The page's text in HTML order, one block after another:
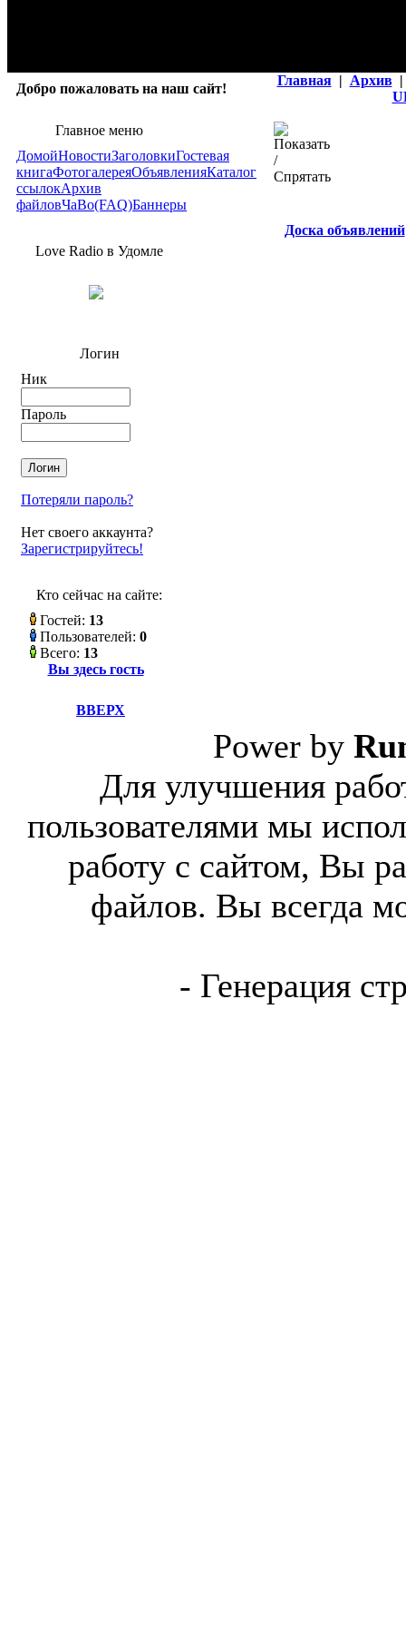
Добро пожаловать на наш сайт!
Главная | Архив |
Главное меню
ДомойНовостиЗаголовкиГостевая
книгаФотогалереяОбъявленияКаталог
ссылокАрхив
файловЧаВо(FAQ)Баннеры
Love Radio в Удомле
Логин
Ник
Пароль
Потеряли пароль?
Нет своего аккаунта?
Зарегистрируйтесь!
Кто сейчас на сайте:
Гостей: 13
Пользователей: 0
Всего: 13
Вы здесь гость
Доска объявлений
ВВЕРХ
Power by
Для улучшения
пользователями мы
работу с сайтом, Вы
файлов. Вы всегда
- Генерация